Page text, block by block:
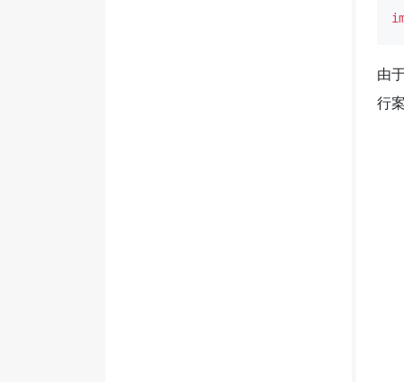
由
行